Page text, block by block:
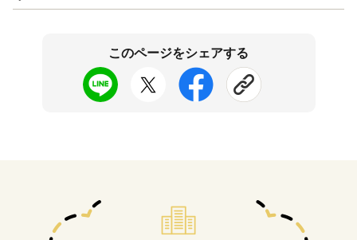
このページをシェアする